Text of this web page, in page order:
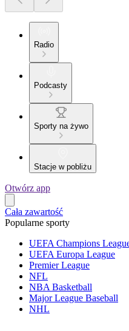
Radio
Podcasty
Sporty na żywo
Stacje w pobliżu
Otwórz app
Cała zawartość
Popularne sporty
UEFA Champions
UEFA Europa League
Premier League
NFL
NBA Basketball
Major League Baseball
NHL